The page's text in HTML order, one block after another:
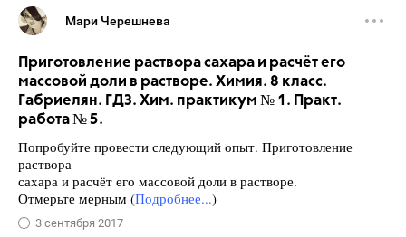
Мари Черешнева
Приготовление раствора сахара и расчёт его
массовой доли в растворе. Химия. 8 класс.
Габриелян. ГДЗ. Хим. практикум № 1. Практ.
работа № 5.
Попробуйте провести следующий опыт. Приготовление
раствора
сахара и расчёт его массовой доли в растворе.
Отмерьте мерным (Подробнее...)
3 сентября 2017